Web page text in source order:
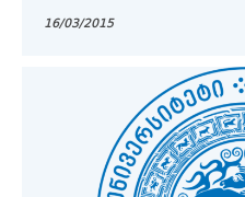
16/03/2015